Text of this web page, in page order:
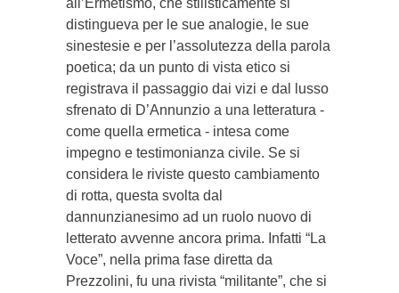
all’Ermetismo, che stilisticamente si
distingueva per le sue analogie, le sue
sinestesie e per l’assolutezza della parola
poetica; da un punto di vista etico si
registrava il passaggio dai vizi e dal lusso
sfrenato di D’Annunzio a una letteratura -
come quella ermetica - intesa come
impegno e testimonianza civile. Se si
considera le riviste questo cambiamento
di rotta, questa svolta dal
dannunzianesimo ad un ruolo nuovo di
letterato avvenne ancora prima. Infatti “La
Voce”, nella prima fase diretta da
Prezzolini, fu una rivista “militante”, che si